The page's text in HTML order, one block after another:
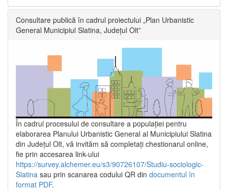
Consultare publică în cadrul proiectului „Plan Urbanistic
General Municipiul Slatina, Județul Olt”
În cadrul procesului de consultare a populaţiei pentru
elaborarea Planului Urbanistic General al Municipiului Slatina
din Județul Olt, vă invităm să completați chestionarul online,
fie prin accesarea link-ului
https://survey.alchemer.eu/s3/90726107/Studiu-sociologic-
Slatina sau prin scanarea codului QR din documentul în
format PDF.